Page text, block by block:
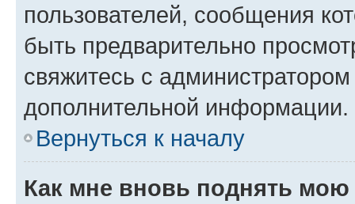
пользователей, сообщения
быть предварительно
свяжитесь с
дополнительной информации.
Вернуться к началу
Как мне вновь поднять мою